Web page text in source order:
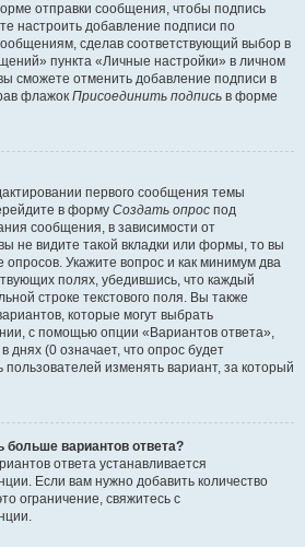
отправки сообщения, чтобы подпись
настроить добавление подписи по
сделав соответствующий выбор в
пункта «Личные настройки» в личном
сможете отменить добавление подписи в
флажок Присоединить подпись в форме
первого сообщения темы
в форму Создать опрос под
сообщения, в зависимости от
не видите такой вкладки или формы, то вы
Укажите вопрос и как минимум два
полях, убедившись, что каждый
строке текстового поля. Вы также
которые могут выбрать
с помощью опции «Вариантов ответа»,
днях (0 означает, что опрос будет
изменять вариант, за который
больше вариантов ответа?
ответа устанавливается
Если вам нужно добавить количество
ограничение, свяжитесь с